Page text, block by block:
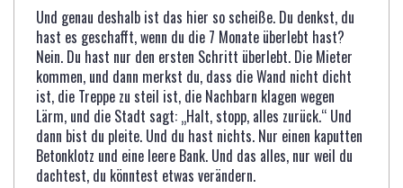
Und genau deshalb ist das hier so scheiße. Du denkst, du
hast es geschafft, wenn du die 7 Monate überlebt hast?
Nein. Du hast nur den ersten Schritt überlebt. Die Mieter
kommen, und dann merkst du, dass die Wand nicht dicht
ist, die Treppe zu steil ist, die Nachbarn klagen wegen
Lärm, und die Stadt sagt: „Halt, stopp, alles zurück.“ Und
dann bist du pleite. Und du hast nichts. Nur einen kaputten
Betonklotz und eine leere Bank. Und das alles, nur weil du
dachtest, du könntest etwas verändern.